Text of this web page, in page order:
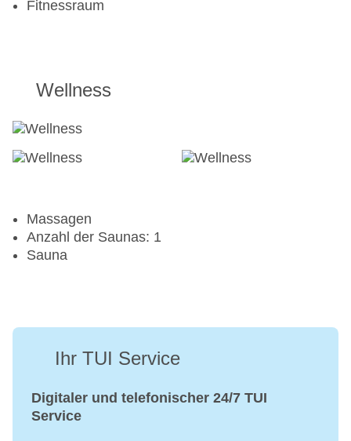
Fitnessraum
Wellness
Massagen
Anzahl der Saunas: 1
Sauna
Ihr TUI Service
Digitaler und telefonischer 24/7 TUI
Service